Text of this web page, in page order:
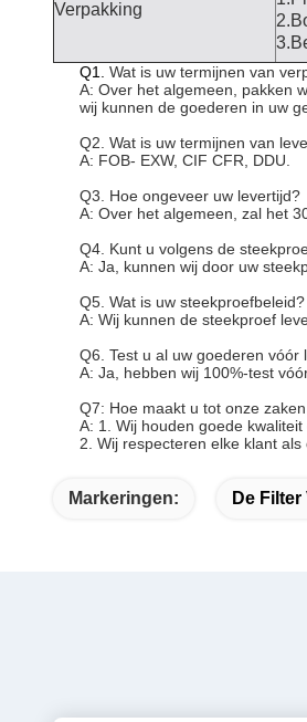
Verpakking
Q1. Wat is uw termijnen van
A: Over het algemeen, pakken
wij kunnen de goederen in uw
Q2. Wat is uw termijnen van
A: FOB- EXW, CIF CFR, DDU.
Q3. Hoe ongeveer uw levertijd?
A: Over het algemeen, zal het
Q4. Kunt u volgens de
A: Ja, kunnen wij door uw
Q5. Wat is uw steekproefbeleid?
A: Wij kunnen de steekproef
Q6. Test u al uw goederen vóór
A: Ja, hebben wij 100%-test
Q7: Hoe maakt u tot onze
A: 1. Wij houden goede
2. Wij respecteren elke klant
Markeringen: De